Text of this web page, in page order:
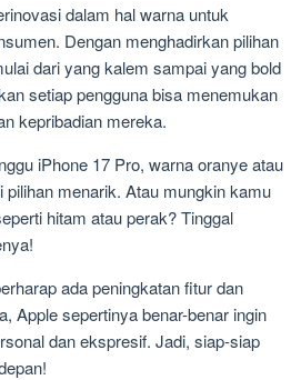
dalam hal warna untuk
Dengan menghadirkan pilihan
dari yang kalem sampai yang bold
setiap pengguna bisa menemukan
kepribadian mereka.
iPhone 17 Pro, warna oranye atau
pilihan menarik. Atau mungkin kamu
hitam atau perak? Tinggal
ada peningkatan fitur dan
Apple sepertinya benar-benar ingin
dan ekspresif. Jadi, siap-siap